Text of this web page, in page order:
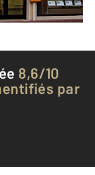
8,6/10
par